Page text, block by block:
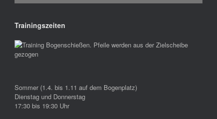
Trainingszeiten
Sommer (1.4. bis 1.11 auf dem Bogenplatz)
Dienstag und Donnerstag
17:30 bis 19:30 Uhr